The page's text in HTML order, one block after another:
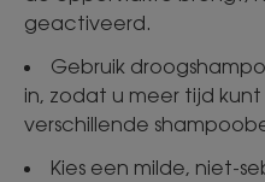
geactiveerd.
Gebruik
in, zodat u meer tijd
verschillende
Kies een milde, niet-